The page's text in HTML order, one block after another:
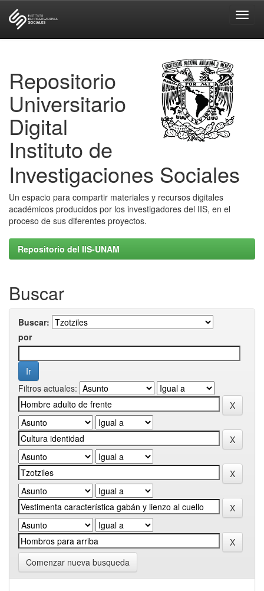
Repositorio
Universitario
Digital
Instituto de
Investigaciones Sociales
Un espacio para compartir materiales y recursos digitales
académicos producidos por los investigadores del IIS, en el
proceso de sus diferentes proyectos.
Repositorio del IIS-UNAM
Buscar
Buscar:
por
Filtros actuales:
Comenzar nueva busqueda